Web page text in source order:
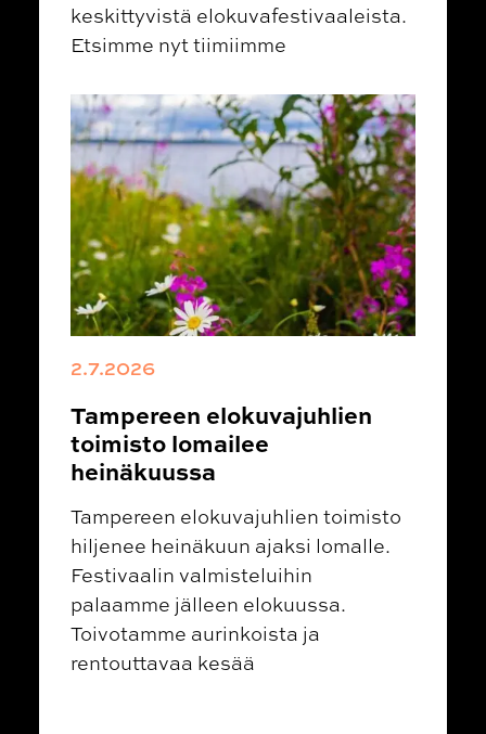
keskittyvistä elokuvafestivaaleista.
Etsimme nyt tiimiimme
2.7.2026
Tampereen elokuvajuhlien
toimisto lomailee
heinäkuussa
Tampereen elokuvajuhlien toimisto
hiljenee heinäkuun ajaksi lomalle.
Festivaalin valmisteluihin
palaamme jälleen elokuussa.
Toivotamme aurinkoista ja
rentouttavaa kesää